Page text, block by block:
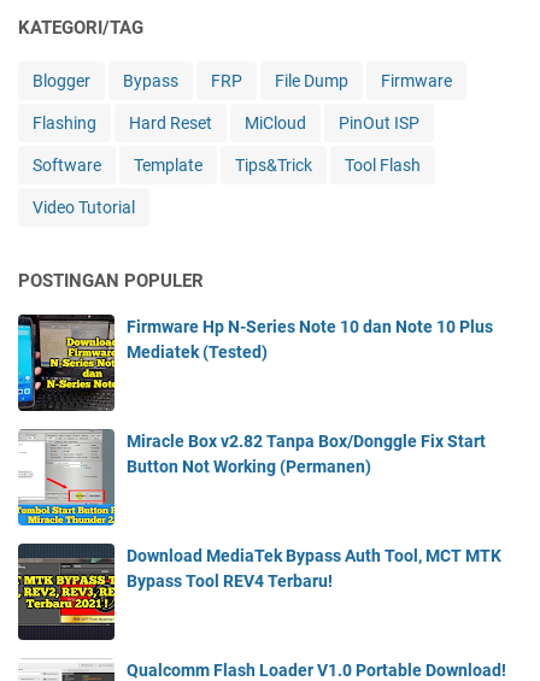
KATEGORI/TAG
Blogger Bypass FRP File Dump Firmware
Flashing Hard Reset MiCloud PinOut ISP
Software Template Tips&Trick Tool Flash
Video Tutorial
POSTINGAN POPULER
Firmware Hp N-Series Note 10 dan Note 10 Plus
Mediatek (Tested)
Miracle Box v2.82 Tanpa Box/Donggle Fix Start
Button Not Working (Permanen)
Download MediaTek Bypass Auth Tool, MCT MTK
Bypass Tool REV4 Terbaru!
Qualcomm Flash Loader V1.0 Portable Download!